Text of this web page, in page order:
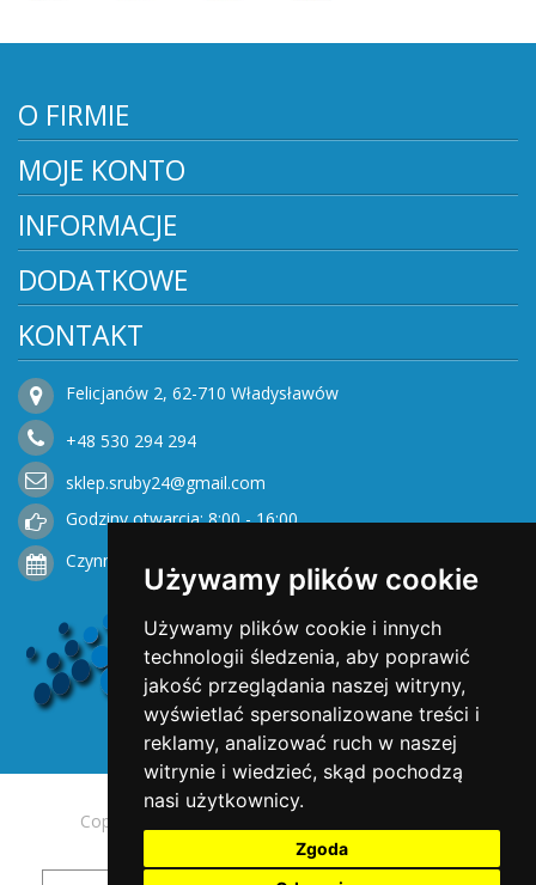
Używamy plików cookie
Używamy plików cookie i innych
technologii śledzenia, aby poprawić
jakość przeglądania naszej witryny,
wyświetlać spersonalizowane treści i
reklamy, analizować ruch w naszej
witrynie i wiedzieć, skąd pochodzą
nasi użytkownicy.
Zgoda
O FIRMIE
MOJE KONTO
INFORMACJE
DODATKOWE
KONTAKT
Felicjanów 2, 62-710 Władysławów
+48 530 294 294
sklep.sruby24@gmail.com
Godziny otwarcia: 8:00 - 16:00
Czynne od Poniedziałku do Piątku
Copyright © 2025 Opengreen. All rights reserved.